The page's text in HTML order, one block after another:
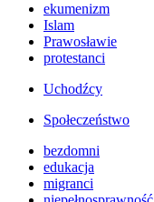
ekumenizm
Islam
Prawosławie
protestanci
Uchodźcy
Społeczeństwo
bezdomni
edukacja
migranci